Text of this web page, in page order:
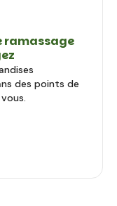
ramassage
des points de